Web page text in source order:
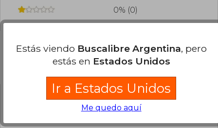
0% (0)
Preguntas frecuentes sobre el libro
¿El libro es original?
Estás viendo Buscalibre Argentina, pero
estás en Estados Unidos
Ir a Estados Unidos
Me quedo aquí